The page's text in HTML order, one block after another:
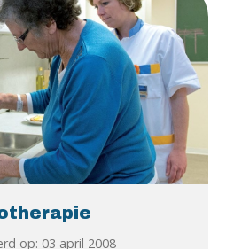
op: 03 april 2008